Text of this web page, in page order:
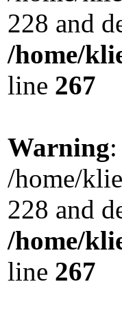
228 and
/home/
line 267
Warning
/home/
228 and
/home/
line 267